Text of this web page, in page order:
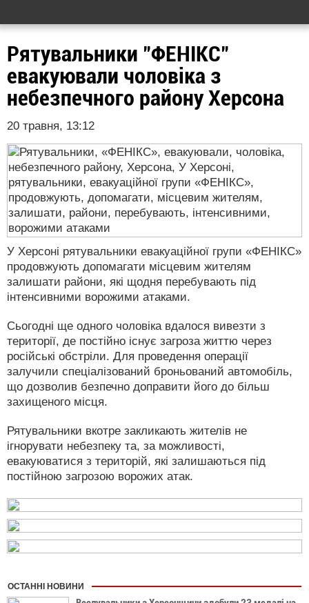
Рятувальники "ФЕНІКС"
евакуювали чоловіка з
небезпечного району Херсона
20 травня, 13:12
У Херсоні рятувальники евакуаційної групи «ФЕНІКС»
продовжують допомагати місцевим жителям
залишати райони, які щодня перебувають під
інтенсивними ворожими атаками.
Сьогодні ще одного чоловіка вдалося вивезти з
території, де постійно існує загроза життю через
російські обстріли. Для проведення операції
залучили спеціалізований броньований автомобіль,
що дозволив безпечно доправити його до більш
захищеного місця.
Рятувальники вкотре закликають жителів не
ігнорувати небезпеку та, за можливості,
евакуюватися з територій, які залишаються під
постійною загрозою ворожих атак.
ОСТАННІ НОВИНИ